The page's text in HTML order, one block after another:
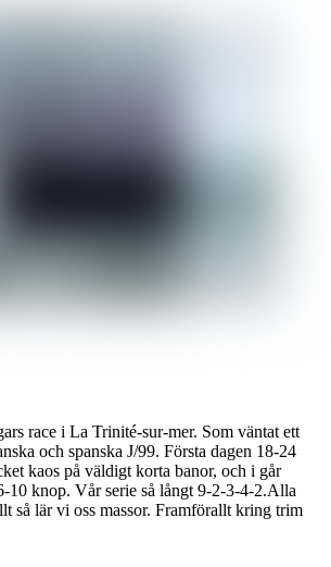
race i La Trinité-sur-mer. Som väntat ett
och spanska J/99. Första dagen 18-24
kaos på väldigt korta banor, och i går
10 knop. Vår serie så långt 9-2-3-4-2.Alla
så lär vi oss massor. Framförallt kring trim